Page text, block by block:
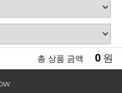
총 상품 금액 0 원